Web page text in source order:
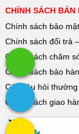
CHÍNH SÁCH BÁN
Chính sách bảo
Chính sách đổi trả
Chính sách chăm
Chính sách bảo
Các câu hỏi
Chính sách giao